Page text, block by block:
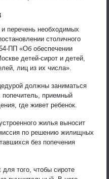
перечень необходимых
столичного
ПП «Об обеспечении
детей-сирот и детей,
лиц из их числа».
должны заниматься
попечитель, приемный
где живет ребенок.
жилья выносит
по решению жилищных
без попечения
того, чтобы сироте